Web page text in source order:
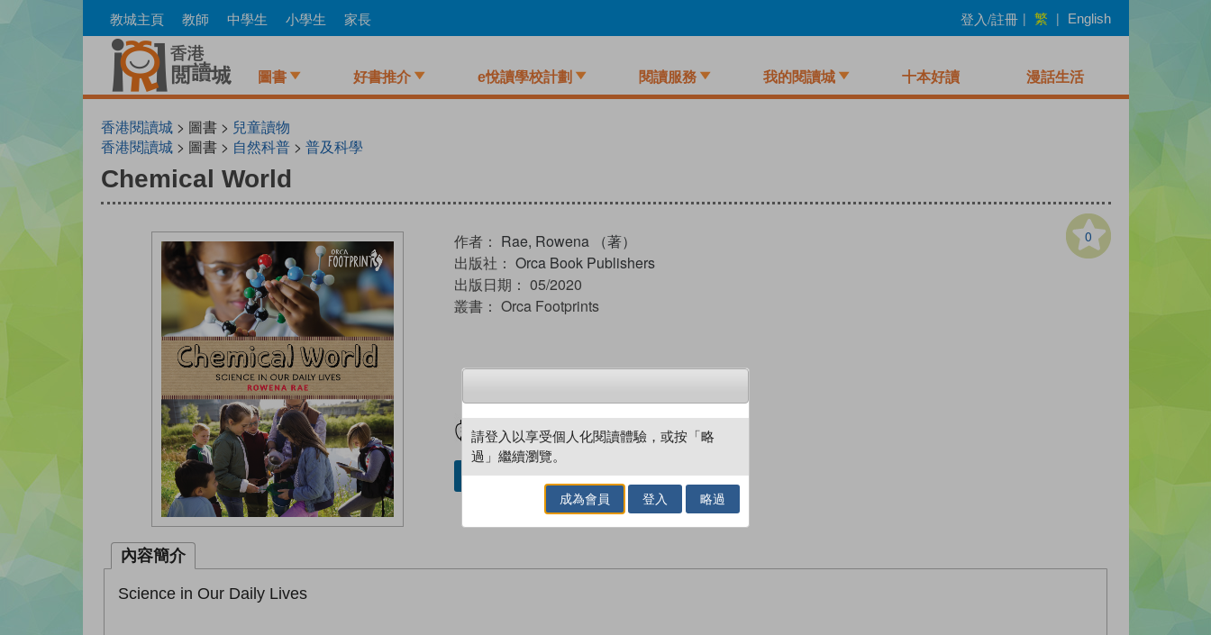
to
教城主頁 教師 中學生 小學生 家長 登入/註冊 | 繁 | English
圖書 好書推介 e悅讀學校計劃 閱讀服務 我的閱讀城 十本好讀 漫話生活
香港閱讀城> 圖書 > 兒童讀物
香港閱讀城> 圖書 > 自然科普> 普及科學
Chemical World
0
作者： Rae, Rowena （著）
出版社： Orca Book Publishers
出版日期： 05/2020
叢書： Orca Footprints
試閲 加入閱讀紀錄
加入／閱讀電子書
內容簡介
Science in Our Daily Lives
請登入以享受個人化閱讀體驗，或按「略
過」繼續瀏覽。
成為會員 登入 略過